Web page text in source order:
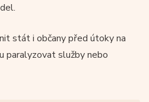
stát i občany před útoky na
paralyzovat služby nebo